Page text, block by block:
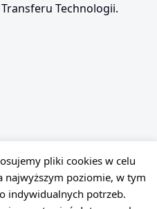
pliki cookies w celu
najwyższym poziomie, w tym
indywidualnych potrzeb.
Technologii.